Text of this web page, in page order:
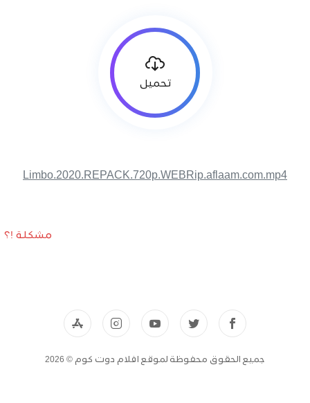
تحميل
Limbo.2020.REPACK.720p.WEBRip.aflaam.com.mp4
مشكلة !؟
جميع الحقوق محفوظة لموقع افلام دوت كوم © 2026